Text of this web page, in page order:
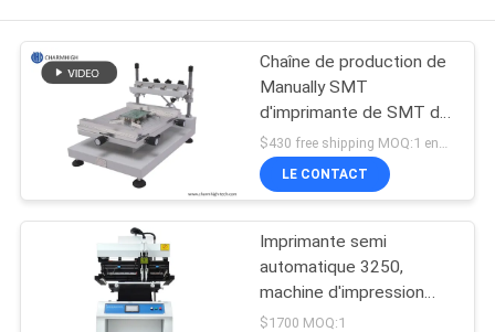
PRODUITS
VIDÉOS
PROPOS
Machine de
transfert de SMT
Chaîne de
production de SMT
37
Chaîne de production de
Manually SMT
d'imprimante de SMT de
l'imprimante de pochoir
de haute précision
(3040)
$430 free shipping MOQ:1 ensemble
LE CONTACT
Imprimante semi
automatique 3250,
machine d'impression
d'écran 320*500mm de
$1700 MOQ:1